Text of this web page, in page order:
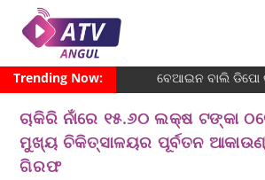
Trending Now: ବେଆଇନ ବାଲି ଡିପୋ
ଚାକିରି ନାଁରେ ୧୫.୬୦ ଲକ୍ଷ ଟଙ୍କା
ମୁଖ୍ୟ ଚିକିତ୍ସାଳୟର ପୂର୍ବତନ
ଗିରଫ